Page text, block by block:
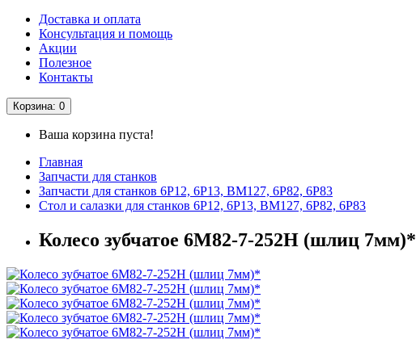
Доставка и оплата
Консультация и помощь
Акции
Полезное
Контакты
Корзина: 0
Ваша корзина пуста!
Главная
Запчасти для станков
Запчасти для станков 6Р12, 6Р13, ВМ127, 6Р82, 6Р83
Стол и салазки для станков 6Р12, 6Р13, ВМ127, 6Р82, 6Р83
Колесо зубчатое 6М82-7-252Н (шлиц 7мм)*